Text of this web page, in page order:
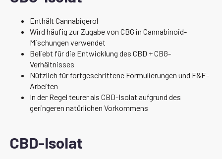
Enthält Cannabigerol
Wird häufig zur Zugabe von CBG in Cannabinoid-
Mischungen verwendet
Beliebt für die Entwicklung des CBD + CBG-
Verhältnisses
Nützlich für fortgeschrittene Formulierungen und F&E-
Arbeiten
In der Regel teurer als CBD-Isolat aufgrund des
geringeren natürlichen Vorkommens
CBD-Isolat